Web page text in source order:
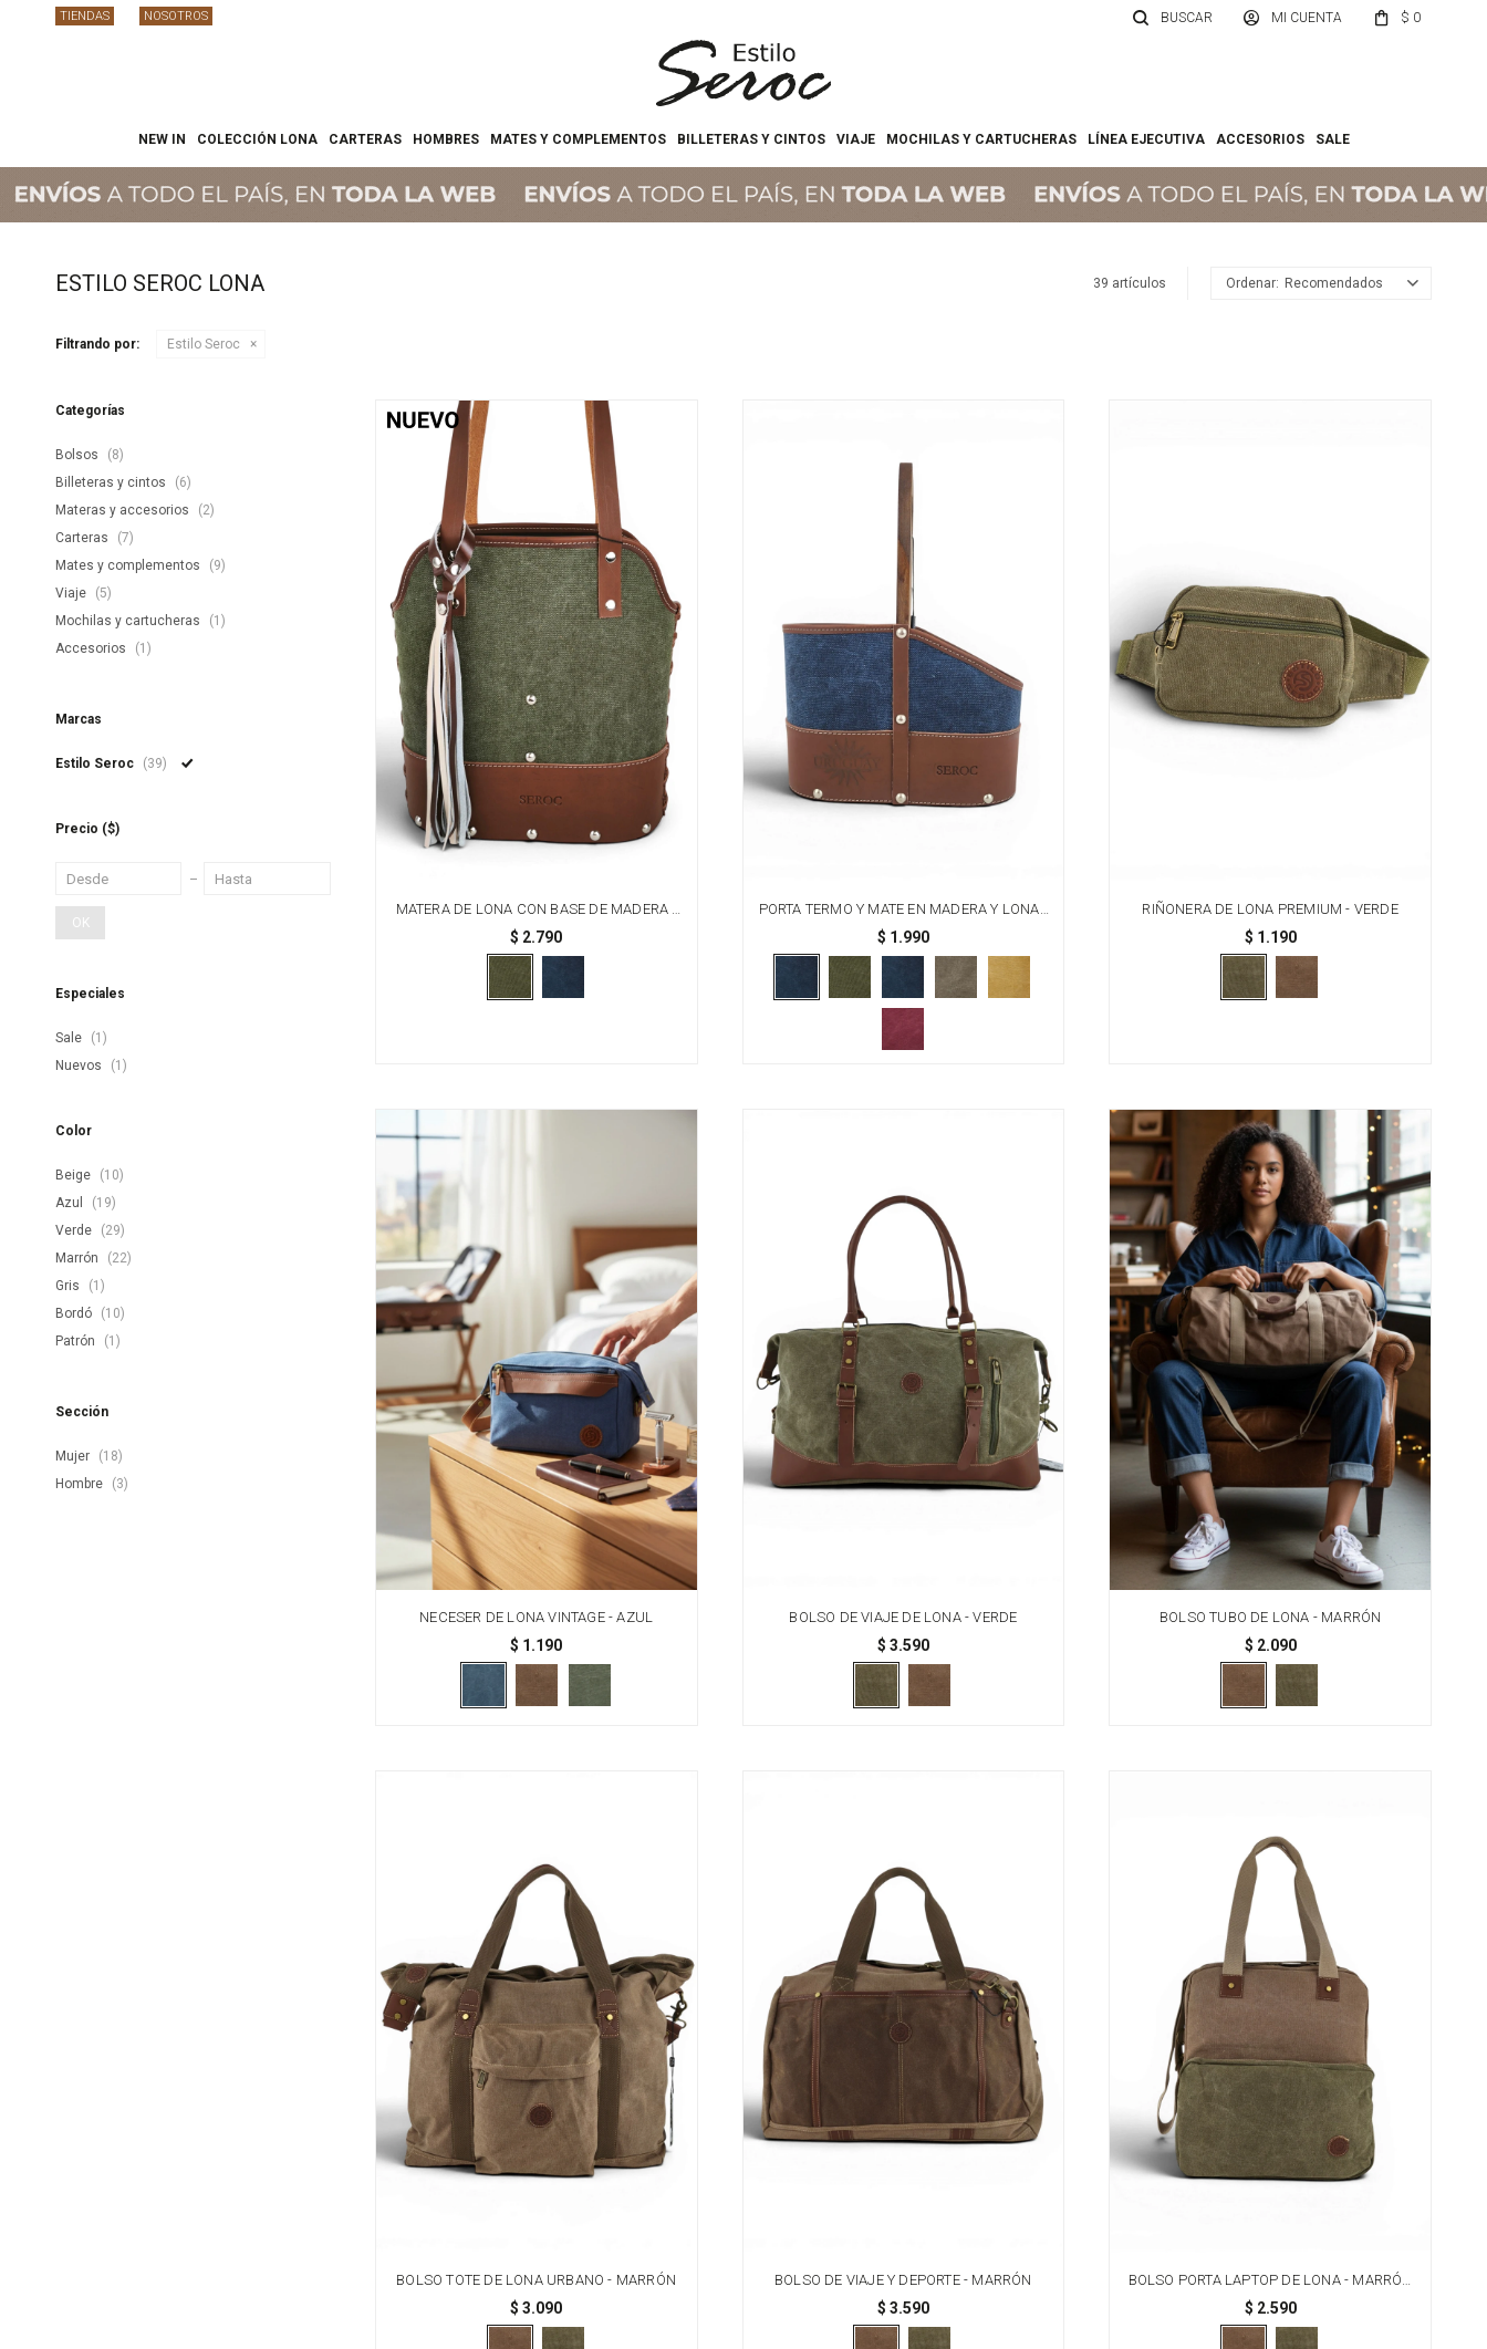
NEW IN COLECCIÓN LONA CARTERAS HOMBRES MATES Y COMPLEMENTOS BILLETERAS Y CINTOS VIAJE MOCHILAS Y CARTUCHERAS LÍNEA EJECUTIVA ACCESORIOS SALE
$ 0
TIENDAS NOSOTROS
ESTILO SEROC LONA 39 artículos Recomendados
Filtrando por: Estilo Seroc
MATERA DE LONA CON BASE DE MADERA -
VERDE
$ 2.790
PORTA TERMO Y MATE EN MADERA Y LONA -
AZUL GRABADO URUGUAY
$ 1.990
RIÑONERA DE LONA PREMIUM - VERDE
$ 1.190
NECESER DE LONA VINTAGE - AZUL
$ 1.190
BOLSO DE VIAJE DE LONA - VERDE
$ 3.590
BOLSO TUBO DE LONA - MARRÓN
$ 2.090
BOLSO TOTE DE LONA URBANO - MARRÓN
$ 3.090
BOLSO DE VIAJE Y DEPORTE - MARRÓN
$ 3.590
BOLSO PORTA LAPTOP DE LONA - MARRÓN
CON VERDE
$ 2.590
Categorías
Bolsos
(8)
Billeteras y cintos
(6)
Materas y accesorios
(2)
Carteras
(7)
Mates y complementos
(9)
Viaje
(5)
Mochilas y cartucheras
(1)
Accesorios
(1)
Marcas
Estilo Seroc (39)
Precio ($)
OK
Especiales
Sale
(1)
Nuevos
(1)
Color
Beige
(10)
Azul
(19)
Verde
(29)
Marrón
(22)
Gris
(1)
Bordó
(10)
Patrón
(1)
Sección
Mujer
(18)
Hombre
(3)